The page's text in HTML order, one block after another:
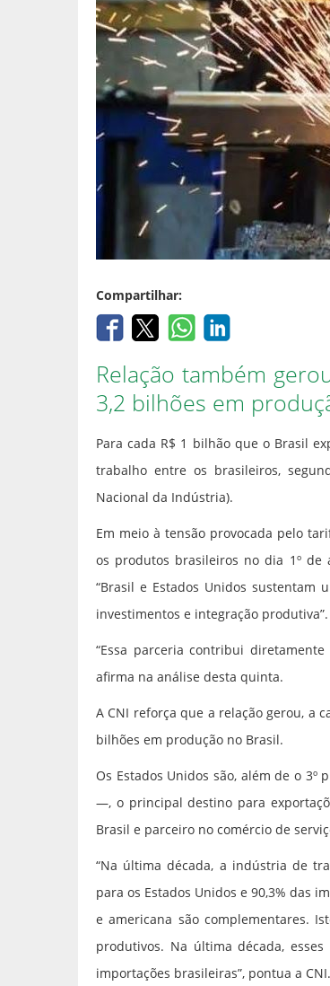
Compartilhar:
Relação também
3,2 bilhões em
Para cada R$ 1 bilhão que o Brasil
trabalho entre os brasileiros,
Nacional da Indústria).
Em meio à tensão provocada pelo
os produtos brasileiros no dia 1º de
“Brasil e Estados Unidos sustentam
investimentos e integração produtiva”.
“Essa parceria contribui
afirma na análise desta quinta.
A CNI reforça que a relação gerou, a
bilhões em produção no Brasil.
Os Estados Unidos são, além de o
—, o principal destino para
Brasil e parceiro no comércio de
“Na última década, a indústria de
para os Estados Unidos e 90,3% das
e americana são complementares.
produtivos. Na última década,
importações brasileiras”, pontua a CNI.